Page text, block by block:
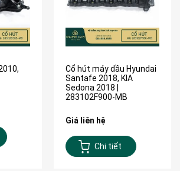
Cổ hút máy dầu Hyundai
Santafe 2018, KIA
Sedona 2018 |
283102F900-MB
Giá liên hệ
Chi tiết